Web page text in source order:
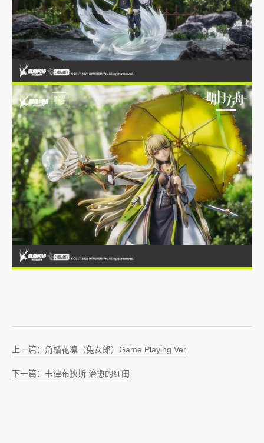
上一篇：角楯花凛（兔女郎）Game Playing Ver.
下一篇：卡律布狄斯 治愈的红闺